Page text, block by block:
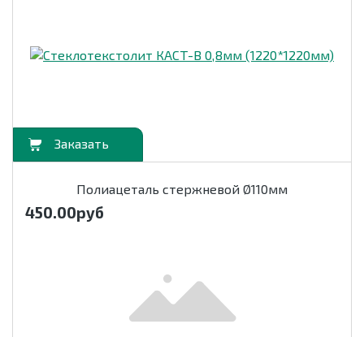
Полиацеталь стержневой Ø110мм
450.00руб